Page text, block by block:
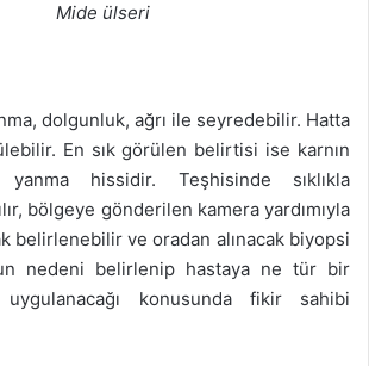
Mide ülseri
dolgunluk, ağrı ile seyredebilir. Hatta
En sık görülen belirtisi ise karnın
yanma hissidir. Teşhisinde sıklıkla
bölgeye gönderilen kamera yardımıyla
belirlenebilir ve oradan alınacak biyopsi
nedeni belirlenip hastaya ne tür bir
konusunda fikir sahibi